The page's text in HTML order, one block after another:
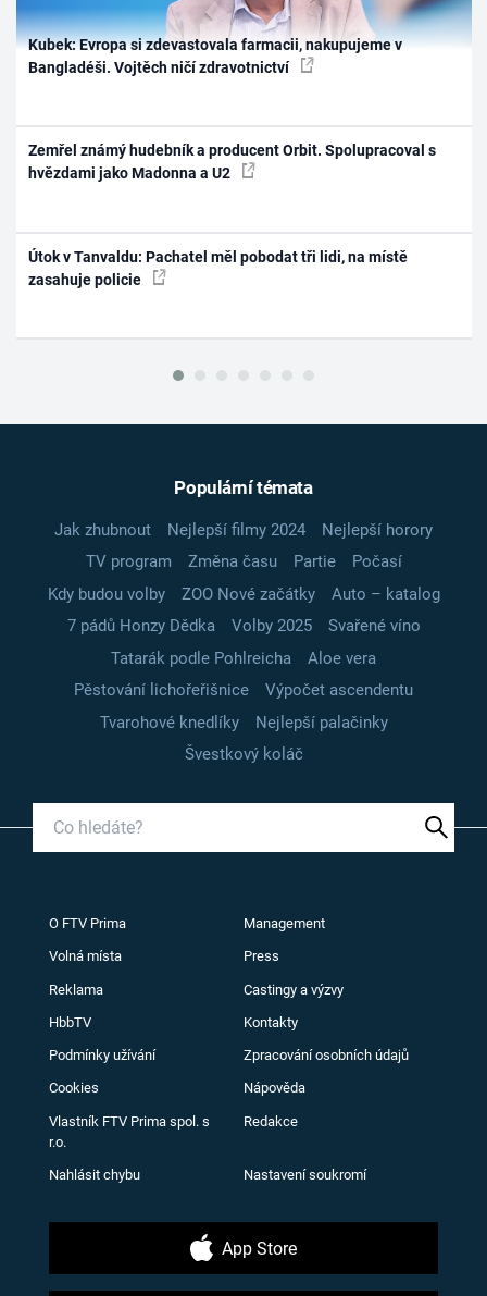
Kubek: Evropa si zdevastovala farmacii, nakupujeme v
Bangladéši. Vojtěch ničí zdravotnictví
Zemřel známý hudebník a producent Orbit. Spolupracoval s
hvězdami jako Madonna a U2
Útok v Tanvaldu: Pachatel měl pobodat tři lidi, na místě
zasahuje policie
Populární témata
Jak zhubnout Nejlepší filmy 2024
Nejlepší horory
TV program
Změna času Partie
Počasí
Kdy budou volby
ZOO Nové začátky
Auto – katalog
7 pádů Honzy Dědka
Volby 2025
Svařené víno
Tatarák podle Pohlreicha
Aloe vera
Pěstování lichořeřišnice
Výpočet ascendentu
Tvarohové knedlíky
Nejlepší palačinky
Švestkový koláč
O FTV Prima Management
Volná místa Press
Reklama Castingy a výzvy
HbbTV Kontakty
Podmínky užívání Zpracování osobních údajů
Cookies Nápověda
Vlastník FTV Prima spol. s
r.o.
Redakce
Nahlásit chybu Nastavení soukromí
App Store